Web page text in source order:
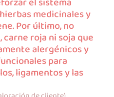
medicinales y
Por último, no
roja ni soja que
alergénicos y
para
ligamentos y las